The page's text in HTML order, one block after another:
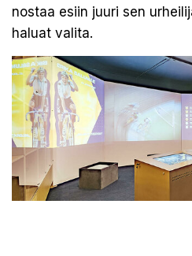
nostaa esiin juuri sen
haluat valita.